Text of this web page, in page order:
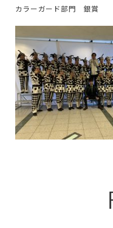
カラーガード部門 銀賞